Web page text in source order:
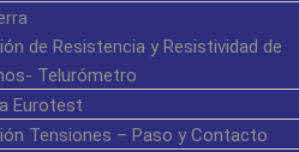
de Resistencia y Resistividad de
Telurómetro
Eurotest
Tensiones – Paso y Contacto